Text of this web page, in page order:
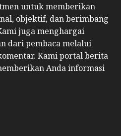
untuk memberikan
objektif, dan berimbang
juga menghargai
dari pembaca melalui
Kami portal berita
Anda informasi